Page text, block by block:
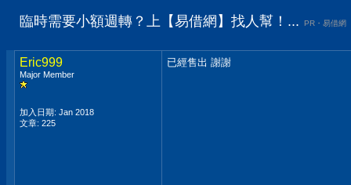
臨時需要小額週轉？上【易借網】找人幫！... PR・易借網
Eric999
Major Member
加入日期: Jan 2018
文章: 225
已經售出 謝謝